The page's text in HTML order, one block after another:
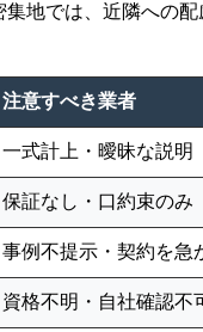
地では、近隣への
注意すべき業者
一式計上・曖昧な説明
保証なし・口約束のみ
事例不提示・契約を急
資格不明・自社確認不可